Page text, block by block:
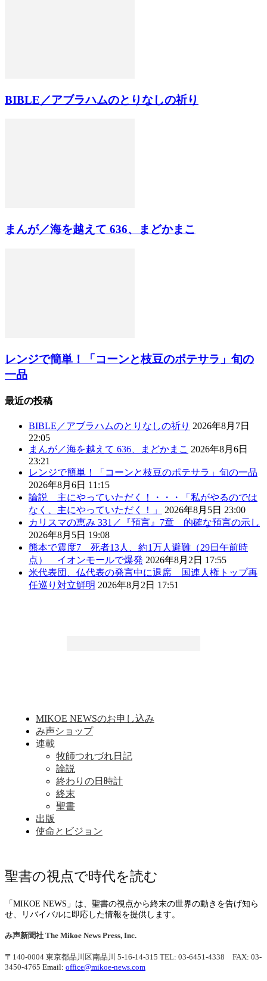
BIBLE／アブラハムのとりなしの祈り
まんが／海を越えて 636、まどかまこ
レンジで簡単！「コーンと枝豆のポテサラ」旬の
一品
最近の投稿
BIBLE／アブラハムのとりなしの祈り 2026年8月7日
22:05
まんが／海を越えて 636、まどかまこ 2026年8月6日
23:21
レンジで簡単！「コーンと枝豆のポテサラ」旬の一品
2026年8月6日 11:15
論説 主にやっていただく！・・・「私がやるのでは
なく、主にやっていただく！」
2026年8月5日 23:00
カリスマの恵み 331／『預言』7章 的確な預言の示し
2026年8月5日 19:08
熊本で震度7 死者13人、約1万人避難（29日午前時
点） イオンモールで爆発 2026年8月2日 17:55
米代表団、仏代表の発言中に退席 国連人権トップ再
任巡り対立鮮明 2026年8月2日 17:51
MIKOE NEWSのお申し込み
み声ショップ
連載
牧師つれづれ日記
論説
終わりの日時計
終末
聖書
出版
使命とビジョン
聖書の視点で時代を読む
「MIKOE NEWS」は、聖書の視点から終末の世界の動きを告げ知ら
せ、リバイバルに即応した情報を提供します。
み声新聞社 The Mikoe News Press, Inc.
〒140-0004 東京都品川区南品川 5-16-14-315 TEL: 03-6451-4338 FAX: 03-
3450-4765 Email: office@mikoe-news.com